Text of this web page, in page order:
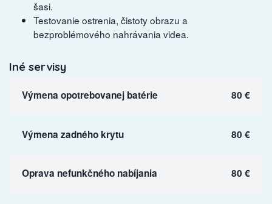
šasi.
Testovanie ostrenia, čistoty obrazu a
bezproblémového nahrávania videa.
Iné servisy
Výmena opotrebovanej batérie 80 €
Výmena zadného krytu 80 €
Oprava nefunkčného nabíjania 80 €